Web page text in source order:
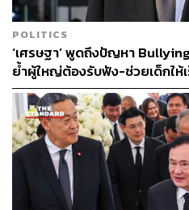
POLITICS
‘เศรษฐา’ พูดถึงปัญหา
ย้ำผู้ใหญ่ต้องรับฟัง-ช่วยเด็กให้